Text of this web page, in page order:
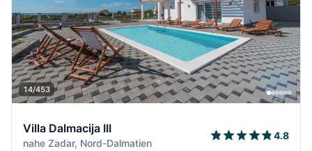
14/453
Villa Dalmacija III
nahe Zadar, Nord-Dalmatien
4.8